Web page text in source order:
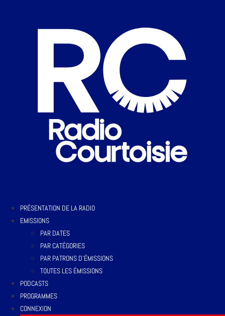
PRÉSENTATION DE LA RADIO
EMISSIONS
PAR DATES
PAR CATÉGORIES
PAR PATRONS D’ÉMISSIONS
TOUTES LES ÉMISSIONS
PODCASTS
PROGRAMMES
CONNEXION